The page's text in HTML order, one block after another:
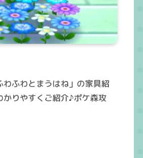
ふわとまうはね」の家具紹
りやすくご紹介♪ポケ森攻